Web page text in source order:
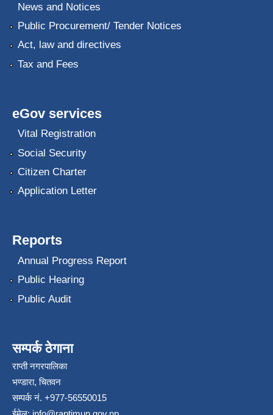
News and Notices
Public Procurement/ Tender Notices
Act, law and directives
Tax and Fees
eGov services
Vital Registration
Social Security
Citizen Charter
Application Letter
Reports
Annual Progress Report
Public Hearing
Public Audit
सम्पर्क ठेगाना
राप्ती नगरपालिका
भण्डारा, चितवन
सम्पर्क नं. +977-56550015